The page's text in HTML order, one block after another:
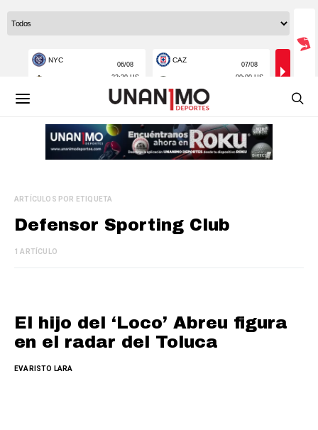
ARTÍCULOS POR ETIQUETA
Defensor Sporting Club
1 ARTÍCULO
El hijo del ‘Loco’ Abreu figura
en el radar del Toluca
EVARISTO LARA